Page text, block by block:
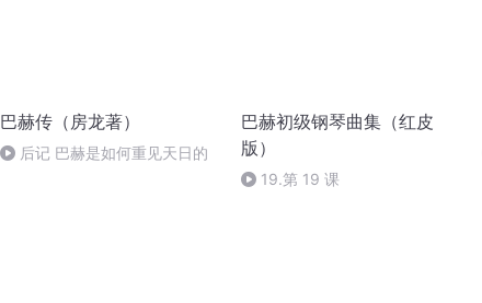
巴赫传（房龙著）
后记 巴赫是如何重见天日的
巴赫初级钢琴曲集（红皮
版）
19.第 19 课